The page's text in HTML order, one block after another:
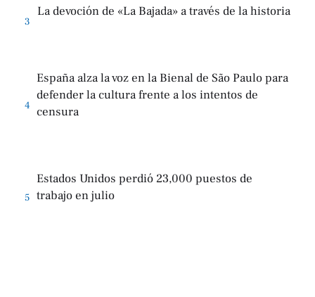
3
La devoción de «La Bajada» a través de la historia
4
España alza la voz en la Bienal de São Paulo para
defender la cultura frente a los intentos de
censura
5
Estados Unidos perdió 23,000 puestos de
trabajo en julio